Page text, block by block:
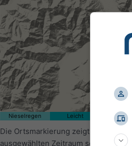
Nieselregen Leicht
Die Ortsmarkierung zeigt auf 46.3°N
ausgewählten Zeitraum sowie eine